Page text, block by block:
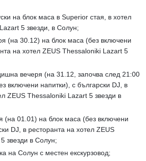
на блок маса в Superior стая, в хотел
5 звезди, в Солун;
(на 30.12) на блок маса (без включени
на хотел ZEUS Thessaloniki Lazart 5
вечеря (на 31.12, започва след 21:00
включени напитки), с български DJ, в
ZEUS Thessaloniki Lazart 5 звезди в
(на 01.01) на блок маса (без включени
DJ, в ресторанта на хотел ZEUS
звезди в Солун;
на Солун с местен екскурзовод;